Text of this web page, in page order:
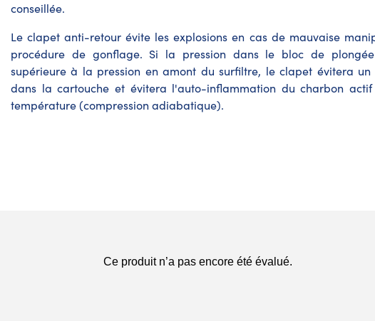
conseillée.
Le clapet anti-retour évite les explosions en cas de mauvaise
procédure de gonflage. Si la pression dans le bloc de
supérieure à la pression en amont du surfiltre, le clapet évitera
dans la cartouche et évitera l'auto-inflammation du charbon
température (compression adiabatique).